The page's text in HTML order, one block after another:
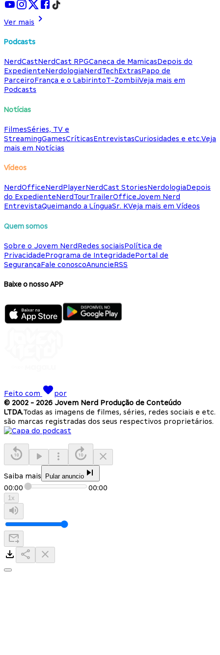
Ver mais
Podcasts
NerdCastNerdCast RPGCaneca de MamicasDepois do
ExpedienteNerdologiaNerdTechExtrasPapo de
ParceiroFrança e o LabirintoT-ZombiiVeja mais em
Podcasts
Notícias
FilmesSéries, TV e
StreamingGamesCríticasEntrevistasCuriosidades e etc.Veja
mais em Notícias
Vídeos
NerdOfficeNerdPlayerNerdCast StoriesNerdologiaDepois
do ExpedienteNerdTourTrailerOfficeJovem Nerd
EntrevistaQueimando a LínguaSr. KVeja mais em Vídeos
Quem somos
Sobre o Jovem NerdRedes sociaisPolítica de
PrivacidadePrograma de IntegridadePortal de
SegurançaFale conoscoAnuncieRSS
Baixe o nosso APP
Feito com
por
© 2002 - 2026 Jovem Nerd Produção de Conteúdo
LTDA.Todas as imagens de filmes, séries, redes sociais e etc.
são marcas registradas dos seus respectivos proprietários.
Saiba mais Pular anuncio
00:00 00:00
1x